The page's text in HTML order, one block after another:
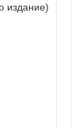
издание)